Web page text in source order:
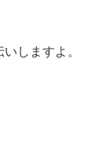
しますよ。